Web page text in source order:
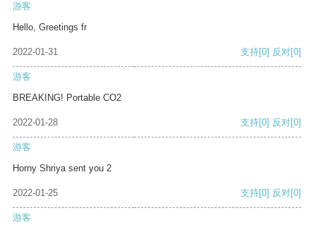
游客
Hello, Greetings fr
2022-01-31 支持[0] 反对[0]
游客
BREAKING! Portable CO2
2022-01-28 支持[0] 反对[0]
游客
Horny Shriya sent you 2
2022-01-25 支持[0] 反对[0]
游客